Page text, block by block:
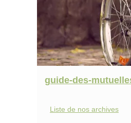
guide-des-
Liste de nos archives